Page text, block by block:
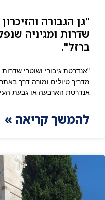
"גן הגבורה
שדרות ומגיניה
ברזל".
"אנדרטת גיבורי ושוטרי
מדריך טיולים ומורה דרך
אנדרטת הארבעה או גבעת
להמשך קריאה »